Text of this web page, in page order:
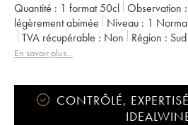
Quantité : 1 format 50cl Observation :
légèrement abimée
Niveau : 1
TVA récupérable :
non Région :
Appellation :
En savoir plus...
CONTRÔLÉ,